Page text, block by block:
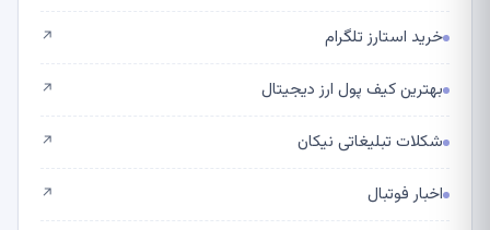
خرید استارز تلگرام ↗
بهترین کیف پول ارز دیجیتال ↗
شکلات تبلیغاتی نیکان ↗
اخبار فوتبال ↗